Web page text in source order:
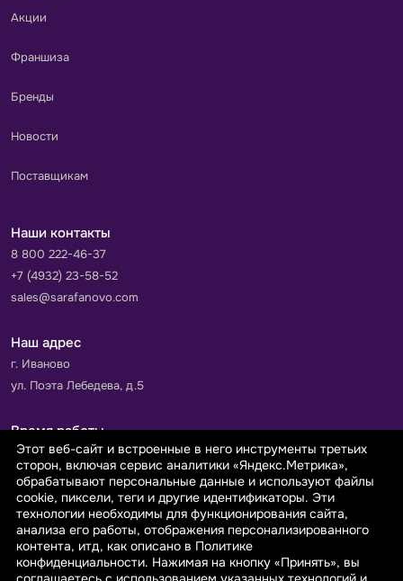
Акции
Франшиза
Бренды
Новости
Поставщикам
Наши контакты
8 800 222-46-37
+7 (4932) 23-58-52
sales@sarafanovo.com
Наш адрес
г. Иваново
ул. Поэта Лебедева, д.5
Время работы
Пн-Пт с 9.00 до 18.00
Сб-Вс: выходной
Принимаем к оплате
Этот веб-сайт и встроенные в него инструменты третьих
сторон, включая сервис аналитики «Яндекс.Метрика»,
обрабатывают персональные данные и используют файлы
cookie, пиксели, теги и другие идентификаторы. Эти
технологии необходимы для функционирования сайта,
анализа его работы, отображения персонализированного
контента, итд, как описано в Политике
конфиденциальности. Нажимая на кнопку «Принять», вы